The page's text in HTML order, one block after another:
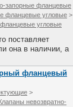
запорные фланцевые
фланцевые угловые >
угловые
поставляет
она в наличии, а
фланцевый
>
невозвратно-